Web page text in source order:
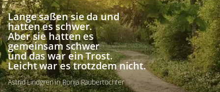
Lange saßen sie da und
hatten es schwer.
Aber sie hatten es
gemeinsam schwer
und das war ein Trost.
Leicht war es trotzdem nicht.
Astrid Lindgren in Ronja Räubertochter